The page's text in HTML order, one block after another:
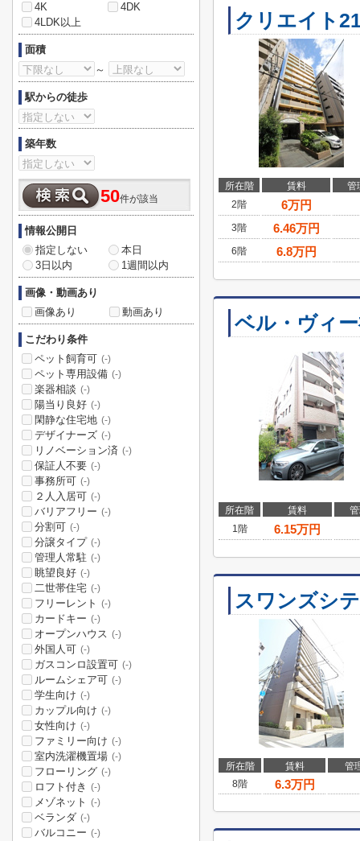
クリエイト
所在階 賃料
管
2階
6万円
3階 6.46万円
6階 6.8万円
ベル・ヴィ
所在階 賃料
1階
6.15万円
スワンズシ
所在階 賃料
管
8階
6.3万円
4K
4DK
4LDK以上
面積
～
駅からの徒歩
築年数
50件が該当
情報公開日
指定しない
本日
3日以内
1週間以内
画像・動画あり
画像あり
動画あり
こだわり条件
ペット飼育可 (-)
ペット専用設備 (-)
楽器相談 (-)
陽当り良好 (-)
閑静な住宅地 (-)
デザイナーズ (-)
リノベーション済 (-)
保証人不要 (-)
事務所可 (-)
２人入居可 (-)
バリアフリー (-)
分割可 (-)
分譲タイプ (-)
管理人常駐 (-)
眺望良好 (-)
二世帯住宅 (-)
フリーレント (-)
カードキー (-)
オープンハウス (-)
外国人可 (-)
ガスコンロ設置可 (-)
ルームシェア可 (-)
学生向け (-)
カップル向け (-)
女性向け (-)
ファミリー向け (-)
室内洗濯機置場 (-)
フローリング (-)
ロフト付き (-)
メゾネット (-)
ベランダ (-)
バルコニー (-)